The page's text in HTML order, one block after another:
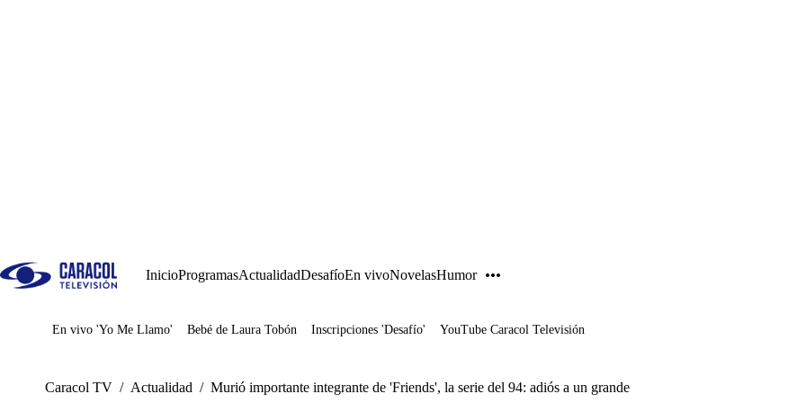
InicioProgramasActualidadDesafíoEn vivoNovelasHumor
Juegos
En vivo 'Yo Me Llamo' Bebé de Laura Tobón Inscripciones 'Desafío' YouTube Caracol Televisión
Caracol TV / Actualidad / Murió importante integrante de 'Friends', la serie del 94: adiós a un grande